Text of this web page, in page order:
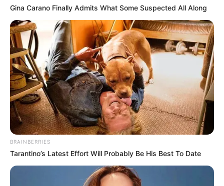
Gina Carano Finally Admits What Some Suspected All Along
BRAINBERRIES
Tarantino’s Latest Effort Will Probably Be His Best To Date